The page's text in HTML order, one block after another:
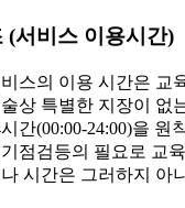
(서비스 이용시간)
스의 이용 시간은 교
상 특별한 지장이 없
시간(00:00-24:00)을 원
점검등의 필요로 교
시간은 그러하지 아